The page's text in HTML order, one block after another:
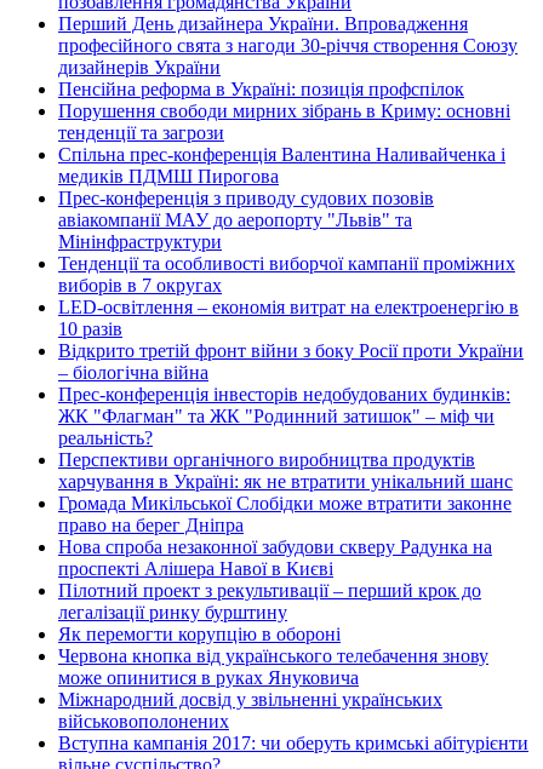
Перший День дизайнера України. Впровадження
професійного свята з нагоди 30-річчя створення Союзу
дизайнерів України
Пенсійна реформа в Україні: позиція профспілок
Порушення свободи мирних зібрань в Криму: основні
тенденції та загрози
Спільна прес-конференція Валентина Наливайченка і
медиків ПДМШ Пирогова
Прес-конференція з приводу судових позовів
авіакомпанії МАУ до аеропорту "Львів" та
Мінінфраструктури
Тенденції та особливості виборчої кампанії проміжних
виборів в 7 округах
LED-освітлення – економія витрат на електроенергію в
10 разів
Відкрито третій фронт війни з боку Росії проти України
– біологічна війна
Прес-конференція інвесторів недобудованих будинків:
ЖК "Флагман" та ЖК "Родинний затишок" – міф чи
реальність?
Перспективи органічного виробництва продуктів
харчування в Україні: як не втратити унікальний шанс
Громада Микільської Слобідки може втратити законне
право на берег Дніпра
Нова спроба незаконної забудови скверу Радунка на
проспекті Алішера Навої в Києві
Пілотний проект з рекультивації – перший крок до
легалізації ринку бурштину
Як перемогти корупцію в обороні
Червона кнопка від українського телебачення знову
може опинитися в руках Януковича
Міжнародний досвід у звільненні українських
військовополонених
Вступна кампанія 2017: чи оберуть кримські абітурієнти
вільне суспільство?